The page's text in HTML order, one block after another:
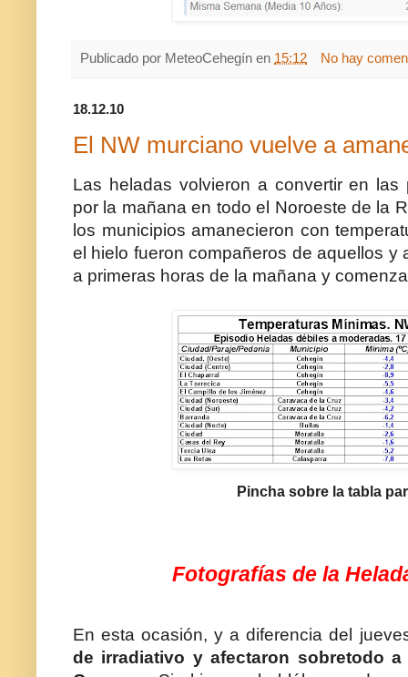
Publicado por MeteoCehegín en 15:12 No hay
18.12.10
El NW murciano vuelve a
Las heladas volvieron a convertir en las
por la mañana en todo el Noroeste de la
los municipios amanecieron con
el hielo fueron compañeros de aquellos y
a primeras horas de la mañana y
Pincha sobre la tabla
Fotografías de la
En esta ocasión, y a diferencia del
de irradiativo y afectaron sobretodo